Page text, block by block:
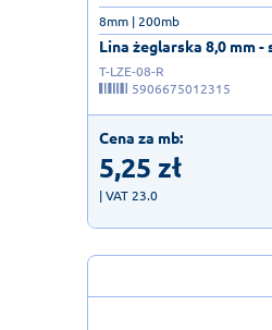
Lina żeglarska 8,0 mm -
8mm | 200mb
T-LZE-08-R
5906675012315
Cena za mb:
5,25 zł
| VAT 23.0